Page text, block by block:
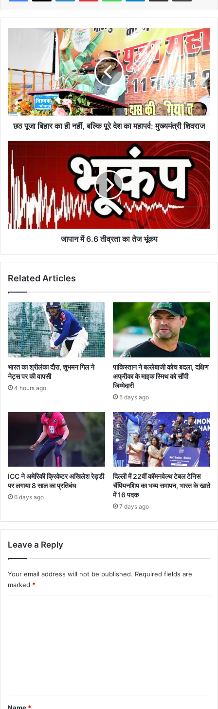
ही
नहीं,
बल्कि
पूरे
देश
का
शिवराज
छठ पूजा बिहार का ही नहीं, बल्कि पूरे देश का महापर्व: मुख्यमंत्री शिवराज
6.6
तीव्रता
का
तेज
जापान में 6.6 तीव्रता का तेज भूंकप
Related Articles
भारत का श्रीलंका दौरा, शुभमन गिल ने
नेट्स पर की वापसी
4 hours ago
पाकिस्तान ने बल्लेबाजी कोच बदला, दक्षिण
अफ्रीका के माइक स्मिथ को सौंपी
जिम्मेदारी
5 days ago
ICC ने अमेरिकी क्रिकेटर अखिलेश रेड्डी
पर लगाया 8 साल का प्रतिबंध
6 days ago
दिल्ली में 22वीं कॉमनवेल्थ टेबल टेनिस
चैंपियनशिप का भव्य समापन, भारत के खाते
में 16 पदक
7 days ago
Leave a Reply
Your email address will not be published. Required fields are
marked *
*